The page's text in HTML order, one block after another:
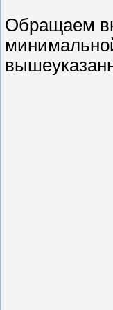
Обращаем